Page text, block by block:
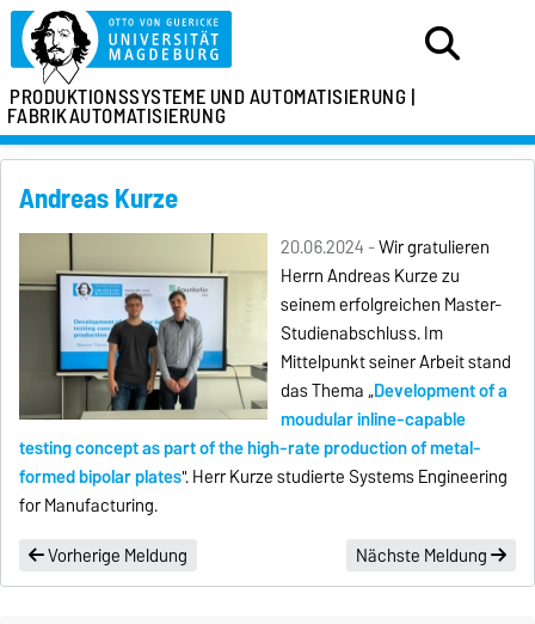
PRODUKTIONSSYSTEMEUND AUTOMATISIERUNG |
FABRIKAUTOMATISIERUNG
Andreas Kurze
20.06.2024 -Wir gratulieren
Herrn Andreas Kurze zu
seinem erfolgreichen Master-
Studienabschluss. Im
Mittelpunkt seiner Arbeit stand
das Thema „Development of a
moudular inline-capable
testing concept as part of the high-rate production of metal-
formed bipolar plates". Herr Kurze studierte Systems Engineering
for Manufacturing.
Vorherige Meldung
Nächste Meldung